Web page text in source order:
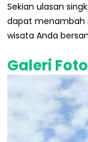
Sekian ulasan
dapat menambah
wisata Anda
Galeri